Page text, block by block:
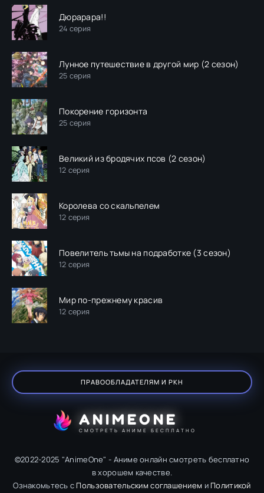
Дюрарара!!
24 серия
Лунное путешествие в другой мир (2 сезон)
25 серия
Покорение горизонта
25 серия
Великий из бродячих псов (2 сезон)
12 серия
Королева со скальпелем
12 серия
Повелитель тьмы на подработкe (3 сезон)
12 серия
Мир по-прежнему красив
12 серия
ПРАВООБЛАДАТЕЛЯМ И РКН
ANIMEONE
СМОТРЕТЬ АНИМЕ БЕСПЛАТНО
©2022-2025 "AnimeOne" - Аниме онлайн смотреть бесплатно
в хорошем качестве.
Ознакомьтесь с Пользовательским соглашением и Политикой